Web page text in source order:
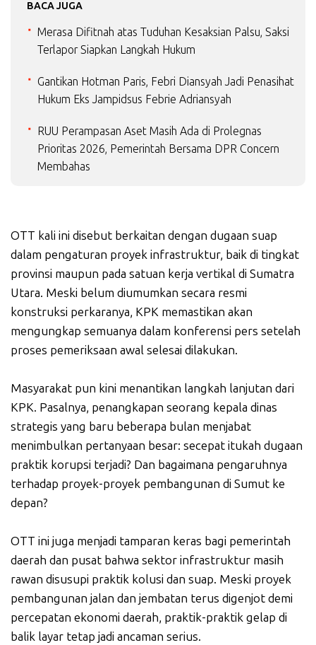
BACA JUGA
Merasa Difitnah atas Tuduhan Kesaksian Palsu, Saksi
Terlapor Siapkan Langkah Hukum
Gantikan Hotman Paris, Febri Diansyah Jadi Penasihat
Hukum Eks Jampidsus Febrie Adriansyah
RUU Perampasan Aset Masih Ada di Prolegnas
Prioritas 2026, Pemerintah Bersama DPR Concern
Membahas
OTT kali ini disebut berkaitan dengan dugaan suap
dalam pengaturan proyek infrastruktur, baik di tingkat
provinsi maupun pada satuan kerja vertikal di Sumatra
Utara. Meski belum diumumkan secara resmi
konstruksi perkaranya, KPK memastikan akan
mengungkap semuanya dalam konferensi pers setelah
proses pemeriksaan awal selesai dilakukan.
Masyarakat pun kini menantikan langkah lanjutan dari
KPK. Pasalnya, penangkapan seorang kepala dinas
strategis yang baru beberapa bulan menjabat
menimbulkan pertanyaan besar: secepat itukah dugaan
praktik korupsi terjadi? Dan bagaimana pengaruhnya
terhadap proyek-proyek pembangunan di Sumut ke
depan?
OTT ini juga menjadi tamparan keras bagi pemerintah
daerah dan pusat bahwa sektor infrastruktur masih
rawan disusupi praktik kolusi dan suap. Meski proyek
pembangunan jalan dan jembatan terus digenjot demi
percepatan ekonomi daerah, praktik-praktik gelap di
balik layar tetap jadi ancaman serius.